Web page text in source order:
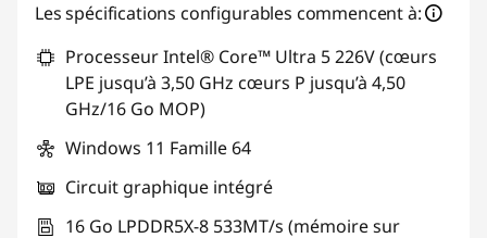
Les spécifications configurables commencent à:
Processeur Intel® Core™ Ultra 5 226V (cœurs
LPE jusqu’à 3,50 GHz cœurs P jusqu’à 4,50
GHz/16 Go MOP)
Windows 11 Famille 64
Circuit graphique intégré
16 Go LPDDR5X-8 533MT/s (mémoire sur